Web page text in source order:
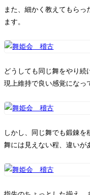
また、細かく教えてもらっ
ます。
どうしても同じ舞をやり続
現上維持で良い感覚になっ
しかし、同じ舞でも鍛錬
舞には見えない程、違いが